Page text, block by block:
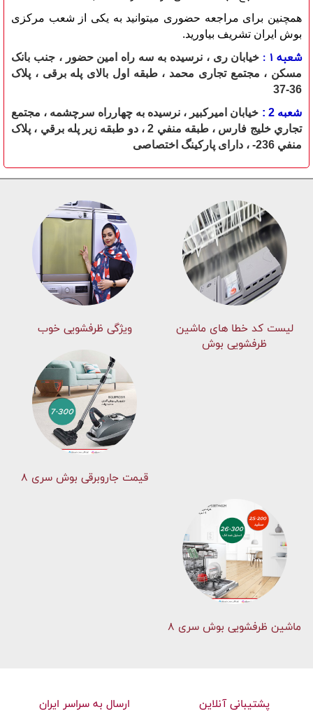
همچنین برای مراجعه حضوری میتوانید به یکی از شعب مرکزی
بوش ایران تشریف بیاورید.
شعبه 1 :
خیابان ری ، نرسیده به سه راه امین حضور ، جنب بانک
مسکن ، مجتمع تجاری محمد ، طبقه اول بالای پله برقی ، پلاک
36-37
شعبه 2 :
خيابان اميرکبير ، نرسيده به چهارراه سرچشمه ، مجتمع
تجاري خليج فارس ، طبقه منفي 2 ، دو طبقه زير پله برقي ، پلاک
منفي 236- ، دارای پارکينگ اختصاصی
لیست کد خطا های ماشين
ظرفشویی بوش
ویژگی ظرفشویی خوب
قیمت جاروبرقی بوش سری ۸
ماشین ظرفشویی بوش سری 8
پشتیبانی آنلاین ارسال به سراسر ایران